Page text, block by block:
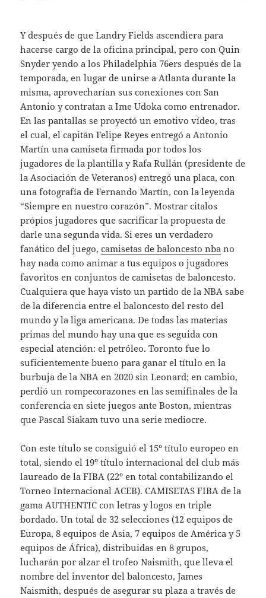
Y después de que Landry Fields ascendiera para
hacerse cargo de la oficina principal, pero con Quin
Snyder yendo a los Philadelphia 76ers después de la
temporada, en lugar de unirse a Atlanta durante la
misma, aprovecharían sus conexiones con San
Antonio y contratan a Ime Udoka como entrenador.
En las pantallas se proyectó un emotivo vídeo, tras
el cual, el capitán Felipe Reyes entregó a Antonio
Martín una camiseta firmada por todos los
jugadores de la plantilla y Rafa Rullán (presidente de
la Asociación de Veteranos) entregó una placa, con
una fotografía de Fernando Martín, con la leyenda
“Siempre en nuestro corazón”. Mostrar citalos
própios jugadores que sacrificar la propuesta de
darle una segunda vida. Si eres un verdadero
fanático del juego,camisetas de baloncesto nba no
hay nada como animar a tus equipos o jugadores
favoritos en conjuntos de camisetas de baloncesto.
Cualquiera que haya visto un partido de la NBA sabe
de la diferencia entre el baloncesto del resto del
mundo y la liga americana. De todas las materias
primas del mundo hay una que es seguida con
especial atención: el petróleo. Toronto fue lo
suficientemente bueno para ganar el título en la
burbuja de la NBA en 2020 sin Leonard; en cambio,
perdió un rompecorazones en las semifinales de la
conferencia en siete juegos ante Boston, mientras
que Pascal Siakam tuvo una serie mediocre.
Con este título se consiguió el 15º título europeo en
total, siendo el 19º título internacional del club más
laureado de la FIBA (22º en total contabilizando el
Torneo Internacional ACEB). CAMISETAS FIBA de la
gama AUTHENTIC con letras y logos en triple
bordado. Un total de 32 selecciones (12 equipos de
Europa, 8 equipos de Asia, 7 equipos de América y 5
equipos de África), distribuidas en 8 grupos,
lucharán por alzar el trofeo Naismith, que lleva el
nombre del inventor del baloncesto, James
Naismith, después de asegurar su plaza a través de